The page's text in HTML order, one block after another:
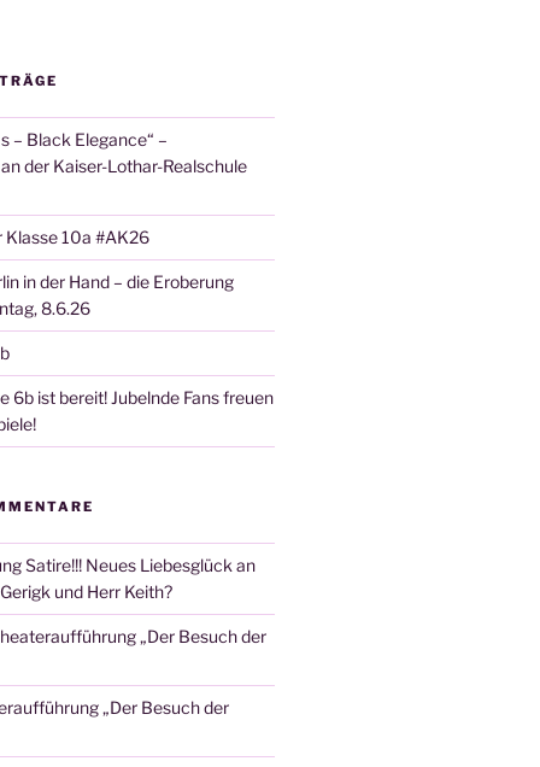
– Black Elegance“ –
der Kaiser-Lothar-Realschule
10a #AK26
in der Hand – die Eroberung
8.6.26
6b ist bereit! Jubelnde Fans freuen
Satire!!! Neues Liebesglück an
und Herr Keith?
„Der Besuch der
„Der Besuch der